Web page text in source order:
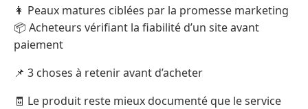
👩 Peaux matures ciblées par la promesse marketing
📦 Acheteurs vérifiant la fiabilité d’un site avant
paiement
📌 3 choses à retenir avant d’acheter
🧾 Le produit reste mieux documenté que le service